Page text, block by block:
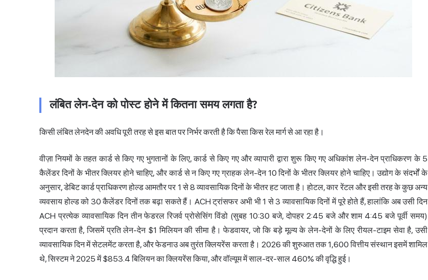
लंबित लेन-देन को पोस्ट होने में कितना समय लगता है?
किसी लंबित लेनदेन की अवधि पूरी तरह से इस बात पर निर्भर करती है कि पैसा किस रेल मार्ग से आ रहा है।
वीज़ा नियमों के तहत कार्ड से किए गए भुगतानों के लिए, कार्ड से किए गए और व्यापारी द्वारा शुरू किए गए अधिकांश लेन-देन प्राधिकरण के 5
कैलेंडर दिनों के भीतर क्लियर होने चाहिए, और कार्ड से न किए गए ग्राहक लेन-देन 10 दिनों के भीतर क्लियर होने चाहिए। उद्योग के संदर्भों के
अनुसार, डेबिट कार्ड प्राधिकरण होल्ड आमतौर पर 1 से 8 व्यावसायिक दिनों के भीतर हट जाता है। होटल, कार रेंटल और इसी तरह के कुछ अन्य
व्यवसाय होल्ड को 30 कैलेंडर दिनों तक बढ़ा सकते हैं। ACH ट्रांसफर अभी भी 1 से 3 व्यावसायिक दिनों में पूरे होते हैं, हालांकि अब उसी दिन
ACH प्रत्येक व्यावसायिक दिन तीन फेडरल रिजर्व प्रोसेसिंग विंडो (सुबह 10:30 बजे, दोपहर 2:45 बजे और शाम 4:45 बजे पूर्वी समय)
प्रदान करता है, जिसमें प्रति लेन-देन $1 मिलियन की सीमा है। फेडवायर, जो कि बड़े मूल्य के लेन-देनों के लिए रीयल-टाइम सेवा है, उसी
व्यावसायिक दिन में सेटलमेंट करता है, और फेडनाउ अब तुरंत क्लियरेंस करता है। 2026 की शुरुआत तक 1,600 वित्तीय संस्थान इसमें शामिल
थे, सिस्टम ने 2025 में $853.4 बिलियन का क्लियरेंस किया, और वॉल्यूम में साल-दर-साल 460% की वृद्धि हुई।